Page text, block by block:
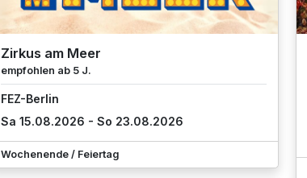
Zirkus am Meer
empfohlen ab 5 J.
FEZ-Berlin
Sa 15.08.2026 - So 23.08.2026
Wochenende / Feiertag